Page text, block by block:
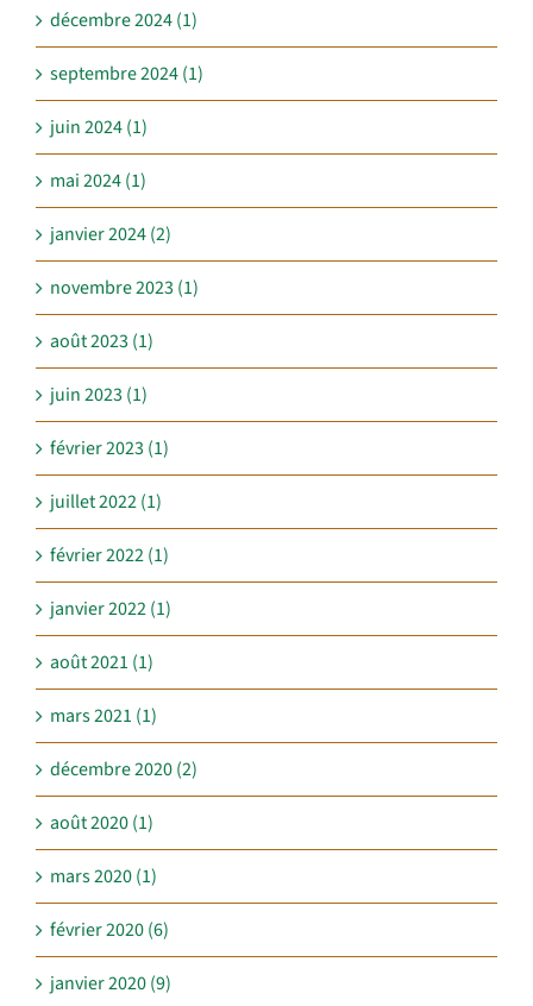
décembre 2024 (1)
septembre 2024 (1)
juin 2024 (1)
mai 2024 (1)
janvier 2024 (2)
novembre 2023 (1)
août 2023 (1)
juin 2023 (1)
février 2023 (1)
juillet 2022 (1)
février 2022 (1)
janvier 2022 (1)
août 2021 (1)
mars 2021 (1)
décembre 2020 (2)
août 2020 (1)
mars 2020 (1)
février 2020 (6)
janvier 2020 (9)